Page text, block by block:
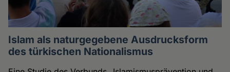
Islam als naturgegebene Ausdrucksform
des türkischen Nationalismus